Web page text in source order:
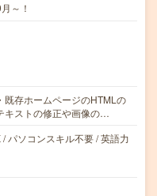
～！
既存ホームページのHTMLの
キストの修正や画像の…
パソコンスキル不要 / 英語力